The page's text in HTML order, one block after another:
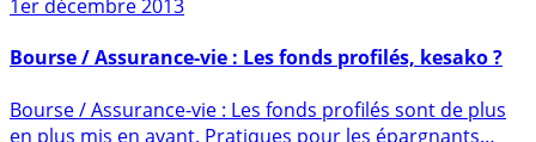
1er décembre 2013
Bourse / Assurance-vie : Les fonds profilés, kesako ?